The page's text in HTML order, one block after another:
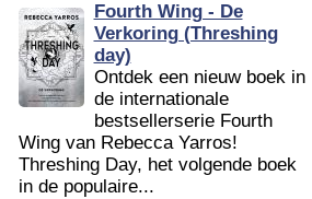
Fourth Wing - De
Verkoring (Threshing
day)
Ontdek een nieuw boek in
de internationale
bestsellerserie Fourth
Wing van Rebecca Yarros!
Threshing Day, het volgende boek
in de populaire...